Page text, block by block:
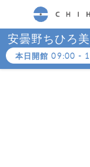
CHIHIRO ART
安曇野ちひろ
本日開館09:00 -